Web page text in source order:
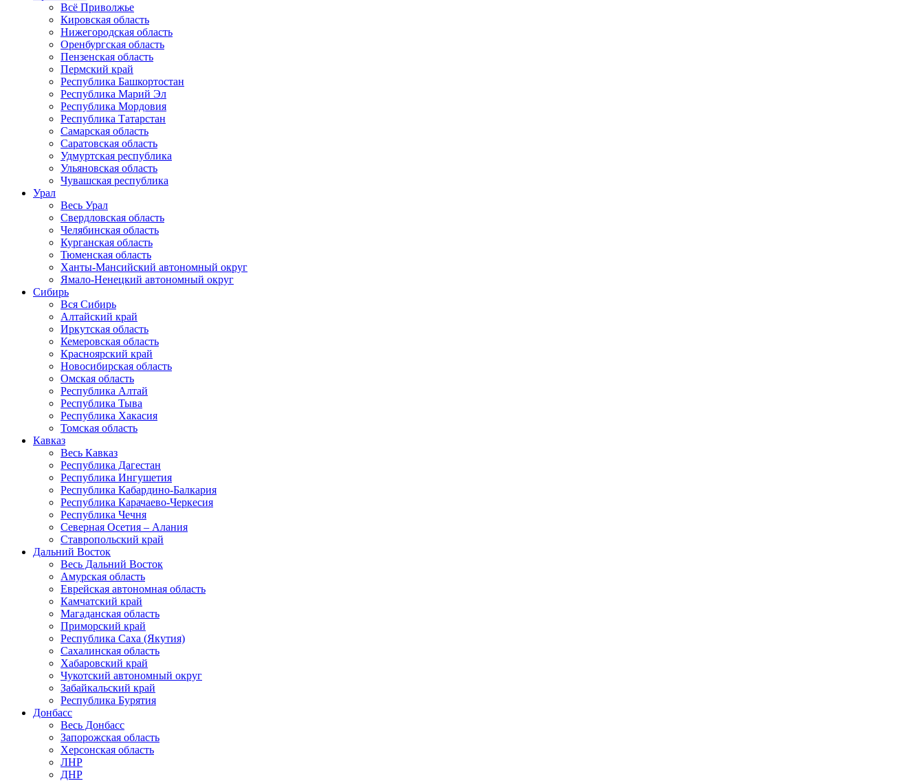
Всё Приволжье
Кировская область
Нижегородская область
Оренбургская область
Пензенская область
Пермский край
Республика Башкортостан
Республика Марий Эл
Республика Мордовия
Республика Татарстан
Самарская область
Саратовская область
Удмуртская республика
Ульяновская область
Чувашская республика
Урал
Весь Урал
Свердловская область
Челябинская область
Курганская область
Тюменская область
Ханты-Мансийский автономный округ
Ямало-Ненецкий автономный округ
Сибирь
Вся Сибирь
Алтайский край
Иркутская область
Кемеровская область
Красноярский край
Новосибирская область
Омская область
Республика Алтай
Республика Тыва
Республика Хакасия
Томская область
Кавказ
Весь Кавказ
Республика Дагестан
Республика Ингушетия
Республика Кабардино-Балкария
Республика Карачаево-Черкесия
Республика Чечня
Северная Осетия – Алания
Ставропольский край
Дальний Восток
Весь Дальний Восток
Амурская область
Еврейская автономная область
Камчатский край
Магаданская область
Приморский край
Республика Саха (Якутия)
Сахалинская область
Хабаровский край
Чукотский автономный округ
Забайкальский край
Республика Бурятия
Донбасс
Весь Донбасс
Запорожская область
Херсонская область
ЛНР
ДНР